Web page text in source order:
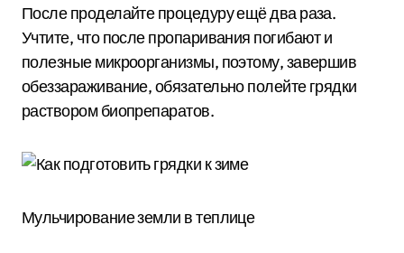
После проделайте процедуру ещё два раза.
Учтите, что после пропаривания погибают и
полезные микроорганизмы, поэтому, завершив
обеззараживание, обязательно полейте грядки
раствором биопрепаратов.
Мульчирование земли в теплице